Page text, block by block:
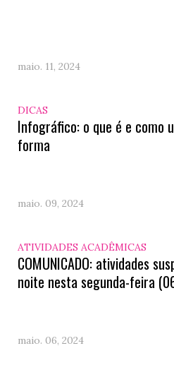
maio. 11, 2024
DICAS
Infográfico: o que é e como
forma
maio. 09, 2024
ATIVIDADES ACADÊMICAS
COMUNICADO: atividades
noite nesta segunda-feira
maio. 06, 2024